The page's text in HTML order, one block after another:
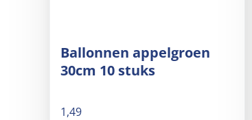
Ballonnen appelgroen
30cm 10 stuks
1,49